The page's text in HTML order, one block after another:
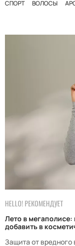
СПОРТ
ВОЛОСЫ
HELLO! РЕКОМЕНДУЕТ
Лето в мегаполисе:
добавить в
Защита от вредного